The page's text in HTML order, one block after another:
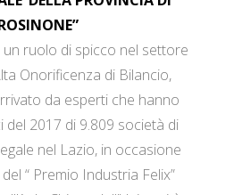
un ruolo di spicco nel settore
Onorificenza di Bilancio,
da esperti che hanno
del 2017 di 9.809 società di
nel Lazio, in occasione
“ Premio Industria Felix”